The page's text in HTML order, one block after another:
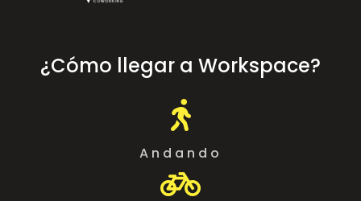
¿Cómo llegar a Workspace?

Andando
